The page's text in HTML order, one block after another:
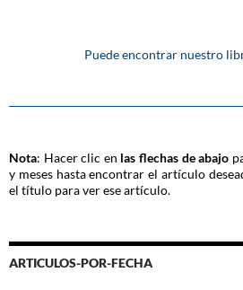
Puede encontrar nuestro
Nota: Hacer clic en las flechas de abajo
y meses hasta encontrar el artículo
el título para ver ese artículo.
ARTICULOS-POR-FECHA